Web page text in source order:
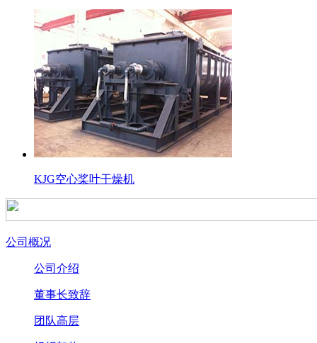
KJG空心桨叶干燥机
公司概况
公司介绍
董事长致辞
团队高层